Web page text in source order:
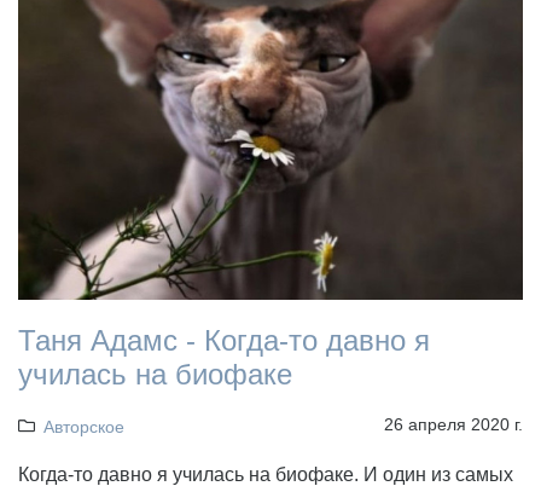
Таня Адамс - Когда-то давно я
училась на биофаке
Авторское 26 апреля 2020 г.
Когда-то давно я училась на биофаке. И один из самых